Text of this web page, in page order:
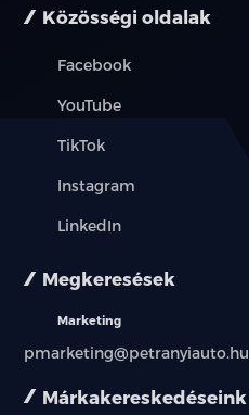
Márkakereskedéseink
Közösségi oldalak
Facebook
YouTube
TikTok
Instagram
LinkedIn
Megkeresések
Marketing
pmarketing@petranyiauto.hu